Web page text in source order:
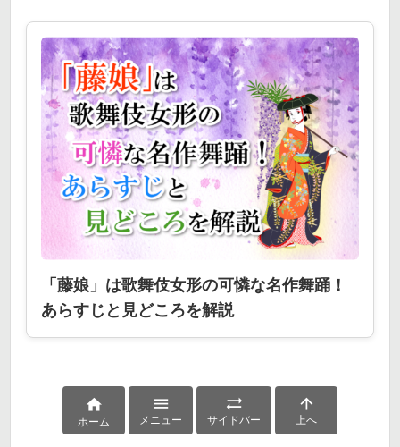
「藤娘」は歌舞伎女形の可憐な名作舞踊！
あらすじと見どころを解説

ホーム

メニュー

サイドバー

上へ